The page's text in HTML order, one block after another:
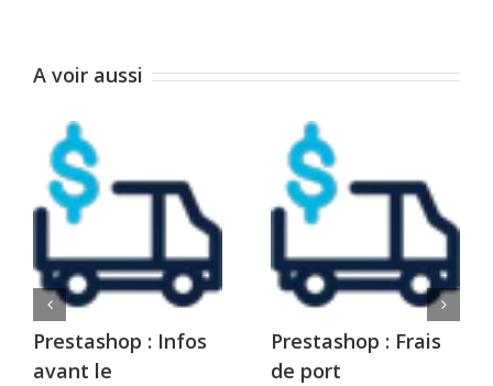
A voir aussi
Prestashop : Infos
avant le
Prestashop : Frais
de port